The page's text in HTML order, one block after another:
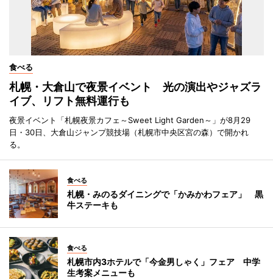
食べる
札幌・大倉山で夜景イベント 光の演出やジャズラ
イブ、リフト無料運行も
夜景イベント「札幌夜景カフェ～Sweet Light Garden～」が8月29
日・30日、大倉山ジャンプ競技場（札幌市中央区宮の森）で開かれ
る。
食べる
札幌・みのるダイニングで「かみかわフェア」 黒
牛ステーキも
食べる
札幌市内3ホテルで「今金男しゃく」フェア 中学
生考案メニューも